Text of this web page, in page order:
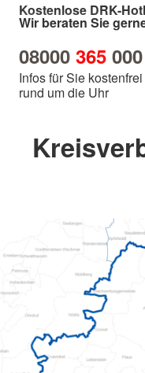
Kostenlose DRK-
Wir beraten Sie
08000 365 000
Infos für Sie kostenfrei
rund um die Uhr